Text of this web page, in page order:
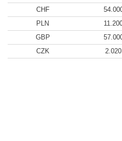
CHF
PLN
GBP
CZK
2.020